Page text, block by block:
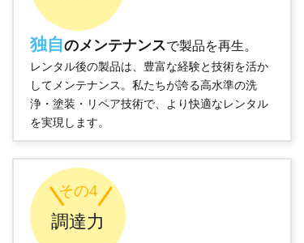
独自のメンテナンスで製品を再生。
レンタル後の製品は、豊富な経験と技術を活か
してメンテナンス。私たちが誇る高水準の洗
浄・塗装・リペア技術で、より快適なレンタル
を実現します。
その4
調達力